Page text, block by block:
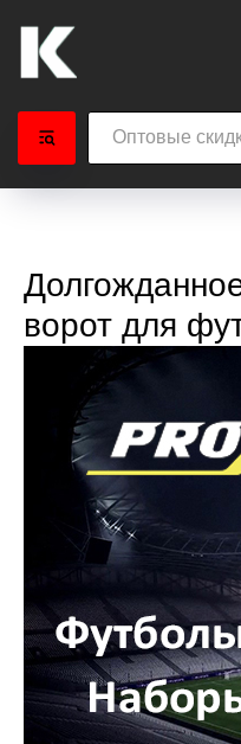
ворот для